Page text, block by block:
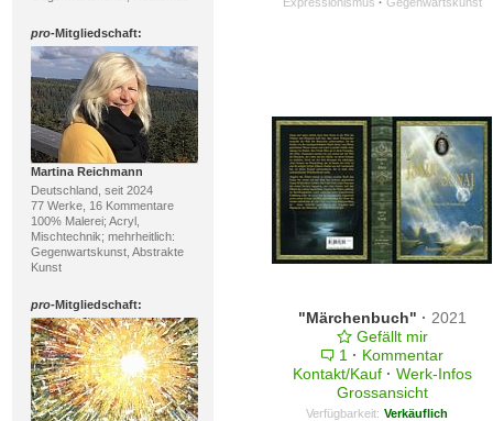
pro-Mitgliedschaft:
Martina Reichmann
Deutschland, seit 2024
77 Werke, 16 Kommentare
100% Malerei; Acryl,
Mischtechnik; mehrheitlich:
Gegenwartskunst, Abstrakte
Kunst
pro-Mitgliedschaft:
"Märchenbuch" · 2021
Gefällt mir
1 · Kommentar
Kontakt/Kauf · Werk-Infos
Grossansicht
Verfügbarkeit: Verkäuflich